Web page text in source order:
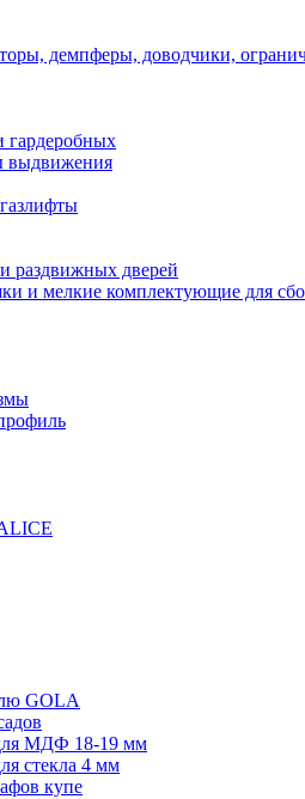
демпферы, доводчики,
гардеробных
выдвижения
раздвижных дверей
и мелкие комплектующие для
GOLA
МДФ 18-19 мм
стекла 4 мм
купе